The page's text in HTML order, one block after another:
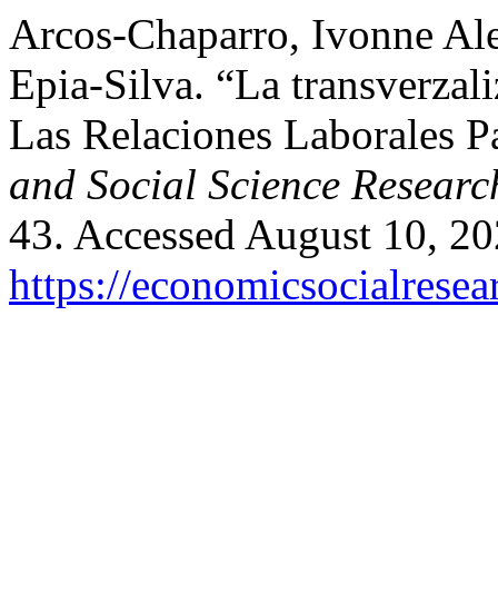
Arcos-Chaparro, Ivonne
Epia-Silva. “La
Las Relaciones Laborales
and Social Science
43. Accessed August 10,
https://